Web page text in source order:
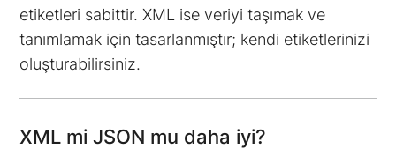
etiketleri sabittir. XML ise veriyi taşımak ve
tanımlamak için tasarlanmıştır; kendi etiketlerinizi
oluşturabilirsiniz.
XML mi JSON mu daha iyi?